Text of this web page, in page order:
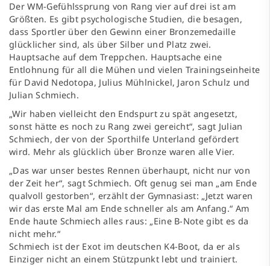
Der WM-Gefühlssprung von Rang vier auf drei ist am
Größten. Es gibt psychologische Studien, die besagen,
dass Sportler über den Gewinn einer Bronzemedaille
glücklicher sind, als über Silber und Platz zwei.
Hauptsache auf dem Treppchen. Hauptsache eine
Entlohnung für all die Mühen und vielen Trainingseinheite
für David Nedotopa, Julius Mühlnickel, Jaron Schulz und
Julian Schmiech.
„Wir haben vielleicht den Endspurt zu spät angesetzt,
sonst hätte es noch zu Rang zwei gereicht“, sagt Julian
Schmiech, der von der Sporthilfe Unterland gefördert
wird. Mehr als glücklich über Bronze waren alle Vier.
„Das war unser bestes Rennen überhaupt, nicht nur von
der Zeit her“, sagt Schmiech. Oft genug sei man „am Ende
qualvoll gestorben“, erzählt der Gymnasiast: „Jetzt waren
wir das erste Mal am Ende schneller als am Anfang.“ Am
Ende haute Schmiech alles raus: „Eine B-Note gibt es da
nicht mehr.“
Schmiech ist der Exot im deutschen K4-Boot, da er als
Einziger nicht an einem Stützpunkt lebt und trainiert.